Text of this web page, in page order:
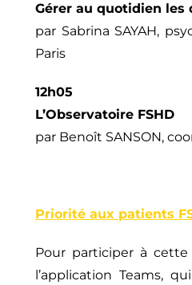
Gérer au quotidien
par Sabrina SAYAH,
Paris
12h05
L’Observatoire FSHD
par Benoît SANSON,
Priorité aux patients
Pour participer à cette
l’application Teams,